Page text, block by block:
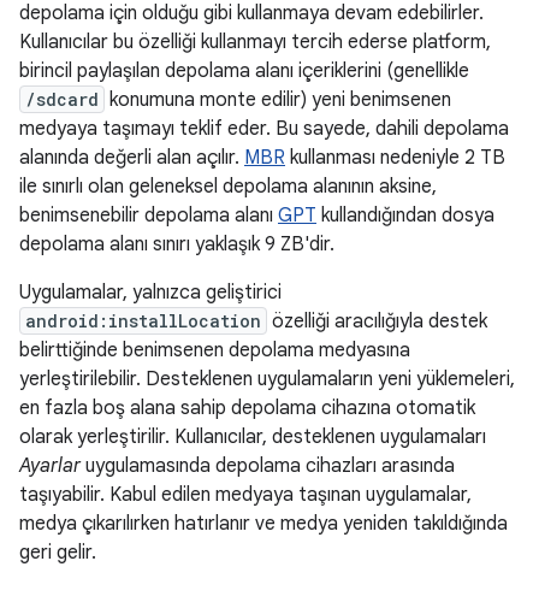
depolama için olduğu gibi kullanmaya devam edebilirler.
Kullanıcılar bu özelliği kullanmayı tercih ederse platform,
birincil paylaşılan depolama alanı içeriklerini (genellikle
/sdcard konumuna monte edilir) yeni benimsenen
medyaya taşımayı teklif eder. Bu sayede, dahili depolama
alanında değerli alan açılır. MBR kullanması nedeniyle 2 TB
ile sınırlı olan geleneksel depolama alanının aksine,
benimsenebilir depolama alanı GPT kullandığından dosya
depolama alanı sınırı yaklaşık 9 ZB'dir.
Uygulamalar, yalnızca geliştirici
android:installLocation özelliği aracılığıyla destek
belirttiğinde benimsenen depolama medyasına
yerleştirilebilir. Desteklenen uygulamaların yeni yüklemeleri,
en fazla boş alana sahip depolama cihazına otomatik
olarak yerleştirilir. Kullanıcılar, desteklenen uygulamaları
Ayarlaruygulamasında depolama cihazları arasında
taşıyabilir. Kabul edilen medyaya taşınan uygulamalar,
medya çıkarılırken hatırlanır ve medya yeniden takıldığında
geri gelir.